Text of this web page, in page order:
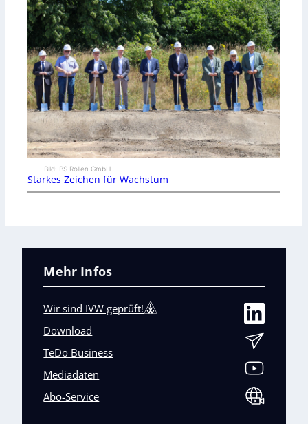
Bild: BS Rollen GmbH
Starkes Zeichen für Wachstum
Mehr Infos
Wir sind IVW geprüft!
Download
TeDo Business
Mediadaten
Abo-Service